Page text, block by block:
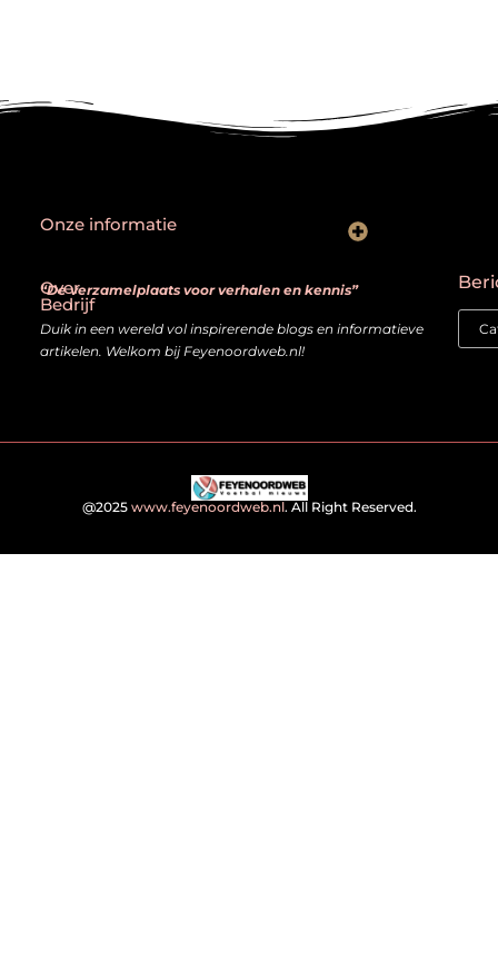
Over
Bedrijf
“De verzamelplaats voor verhalen en kennis”
Duik in een wereld vol inspirerende blogs en informatieve
artikelen. Welkom bij Feyenoordweb.nl!
Onze informatie
@2025 www.feyenoordweb.nl. All Right Reserved.